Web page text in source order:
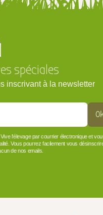
spéciales
inscrivant à la newsletter
Ok
l'élevage par courrier électronique et
Vous pourrez facilement vous
de nos emails.